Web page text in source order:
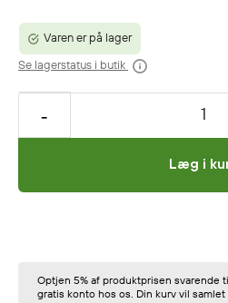
Optjen 5% af produktprisen svarende
gratis konto hos os. Din kurv vil
Varen er på lager
Se lagerstatus i butik
Læg i